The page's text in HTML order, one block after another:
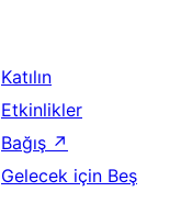
Katılın
Etkinlikler
Bağış ↗
Gelecek için Beş